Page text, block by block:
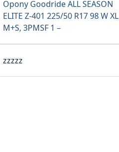
Opony Goodride ALL SEASON
ELITE Z-401 225/50 R17 98 W XL
M+S, 3PMSF 1 –
zzzzz